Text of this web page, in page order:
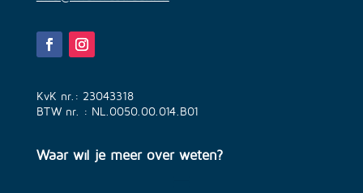
KvK nr.: 23043318
BTW nr. : NL.0050.00.014.B01
Waar wil je meer over weten?